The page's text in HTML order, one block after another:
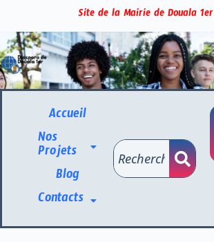
Site de la Mairie de Douala 1er
Accueil
Nos
Projets
Blog
Contacts